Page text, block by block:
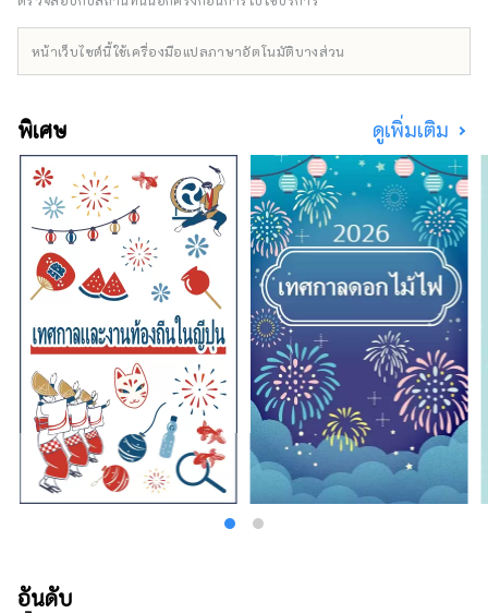
ประชากร 1.54 ล้านคน แม้ว่าจะอยู่ใกล้กับ
เดียวกัน รวมถึงย่านใจกลางเมืองที่พลุกพล่านซึ่ง
คนในท้องถิ่นมารวมตัวกัน ช่วยให้คุณสัมผัสกับ
ชีวิตในเมืองญี่ปุ่นแท้ๆ ได้ เมืองนี้มีชื่อเสียงด้าน
ทัศนียภาพโรงงานยามราตรีซึ่งถือกำเนิดจากเขต
อุตสาหกรรมที่สนับสนุนการเติบโตทางเศรษฐกิจ
อย่างรวดเร็วของญี่ปุ่น แต่ยังเจริญรุ่งเรืองใน
ฐานะหนึ่งใน 53 สถานีของโทไกโด ซึ่งเป็นเส้น
ทางหลักจากโตเกียวไปยังเกียวโตที่พัฒนาโดย
โชกุนผู้ก่อตั้งรัฐบาลโชกุนเอโดะ เมืองนี้เป็นที่ตั้ง
ของวัดคาวาซากิไดชิซึ่งดึงดูดผู้แสวงบุญจำนวน
มากที่สุดในญี่ปุ่นในช่วงปีใหม่ และพิพิธภัณฑ์บ้าน
พื้นเมืองญี่ปุ่นซึ่งมีบ้านเก่าแก่ 25 หลังที่ได้รับการ
กำหนดให้เป็นทรัพย์สินทางวัฒนธรรม พิพิธภัณฑ์ที่
อุทิศให้กับการ์ตูนยอดนิยมเรื่อง “โดราเอมอน”
ก็ได้รับความนิยมเช่นกัน เราจะมาแนะนำสถานที่
ท่องเที่ยวและกิจกรรมยอดนิยมต่างๆ ◇ วิวกลาง
คืนโรงงานเมืองคาวาซากิ เขตอุตสาหกรรมที่
รองรับช่วงที่ญี่ปุ่นมีการเติบโตทางเศรษฐกิจสูง
โรงงานต่างๆ เปิดดำเนินการตลอด 24 ชั่วโมง
หน้าเว็บไซต์นี้ใช้เครื่องมือแปลภาษาอัตโนมัติบางส่วน
พิเศษ ดูเพิ่มเติม
อันดับ